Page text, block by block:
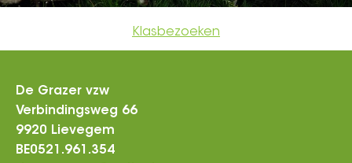
Klasbezoeken
De Grazer vzw
Verbindingsweg 66
9920 Lievegem
BE0521.961.354